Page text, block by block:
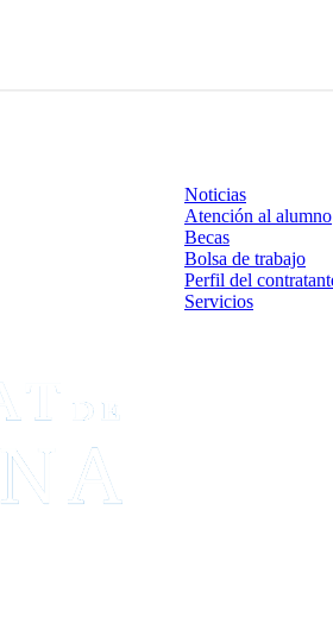
Noticias
Atención al alumno
Becas
Bolsa de trabajo
Perfil del
Servicios